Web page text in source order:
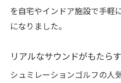
を自宅やインドア施設で手軽
になりました。
リアルなサウンドがもたら
シュミレーションゴルフの人